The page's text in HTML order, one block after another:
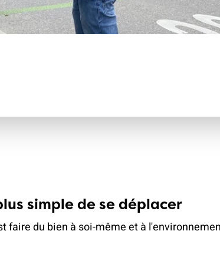
d'assurances
simple de se déplacer
faire du bien à soi-même et à